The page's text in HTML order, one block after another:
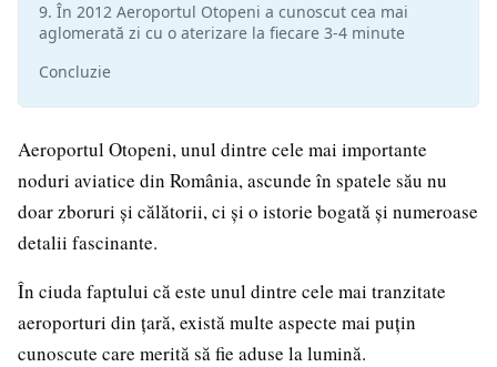
Aeroportul Otopeni, unul dintre cele mai importante
noduri aviatice din România, ascunde în spatele său nu
doar zboruri și călătorii, ci și o istorie bogată și numeroase
detalii fascinante.
În ciuda faptului că este unul dintre cele mai tranzitate
aeroporturi din țară, există multe aspecte mai puțin
cunoscute care merită să fie aduse la lumină.
9. În 2012 Aeroportul Otopeni a cunoscut cea mai
aglomerată zi cu o aterizare la fiecare 3-4 minute
Concluzie